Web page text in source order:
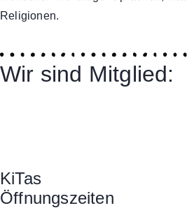
Religionen.
Wir sind Mitglied:
KiTas
Öffnungszeiten